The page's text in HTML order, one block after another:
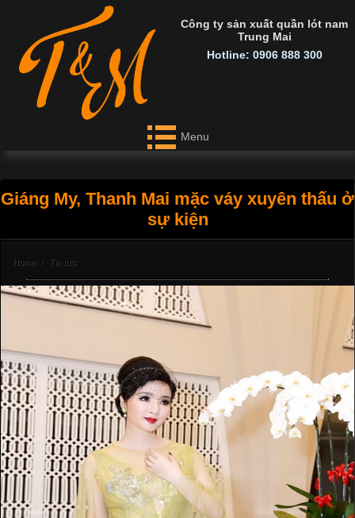
Công ty sản xuất quần lót nam
Trung Mai
Hotline: 0906 888 300
Menu
Giáng My, Thanh Mai mặc váy xuyên thấu ở
sự kiện
Home › Tin tức